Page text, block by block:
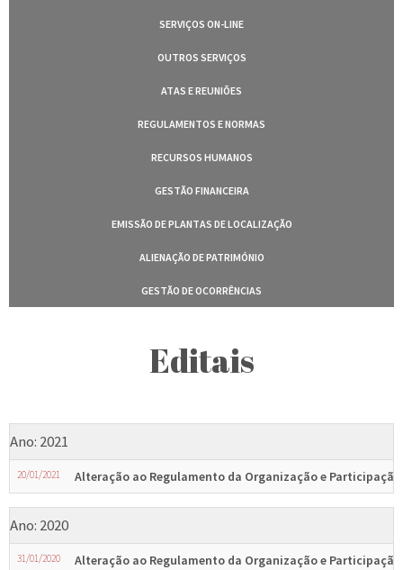
SERVIÇOS ON-LINE
OUTROS SERVIÇOS
ATAS E REUNIÕES
REGULAMENTOS E NORMAS
RECURSOS HUMANOS
GESTÃO FINANCEIRA
EMISSÃO DE PLANTAS DE LOCALIZAÇÃO
ALIENAÇÃO DE PATRIMÓNIO
GESTÃO DE OCORRÊNCIAS
Editais
Ano: 2021
20/01/2021 Alteração ao Regulamento da Organização e
Ano: 2020
31/01/2020 Alteração ao Regulamento da Organização e